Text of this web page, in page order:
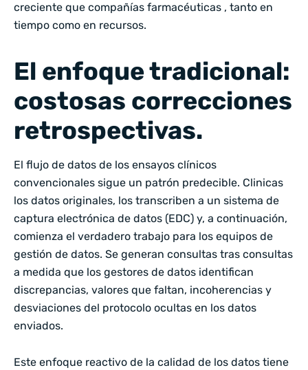
creciente que compañías farmacéuticas , tanto en
tiempo como en recursos.
El enfoque tradicional:
costosas correcciones
retrospectivas.
El flujo de datos de los ensayos clínicos
convencionales sigue un patrón predecible. Clinicas
los datos originales, los transcriben a un sistema de
captura electrónica de datos (EDC) y, a continuación,
comienza el verdadero trabajo para los equipos de
gestión de datos. Se generan consultas tras consultas
a medida que los gestores de datos identifican
discrepancias, valores que faltan, incoherencias y
desviaciones del protocolo ocultas en los datos
enviados.
Este enfoque reactivo de la calidad de los datos tiene